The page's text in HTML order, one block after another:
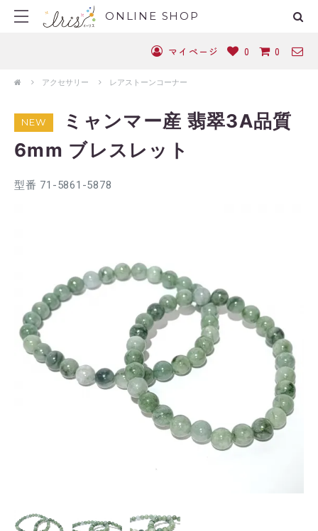
ONLINE SHOP
マイページ 0 0
アクセサリー レアストーンコーナー
NEW
ミャンマー産 翡翠3A品質
6mm ブレスレット
型番 71-5861-5878